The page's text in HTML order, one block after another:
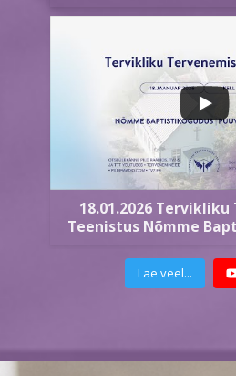
18.01.2026
Teenistus Nõmme
Lae veel...